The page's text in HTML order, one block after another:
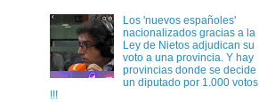
Los 'nuevos españoles'
nacionalizados gracias a la
Ley de Nietos adjudican su
voto a una provincia. Y hay
provincias donde se decide
un diputado por 1.000 votos
!!!